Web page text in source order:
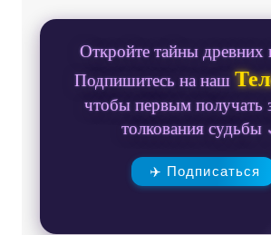
Откройте тайны древних
Подпишитесь на наш
чтобы первым получать
толкования судьбы
✈️ Подписаться